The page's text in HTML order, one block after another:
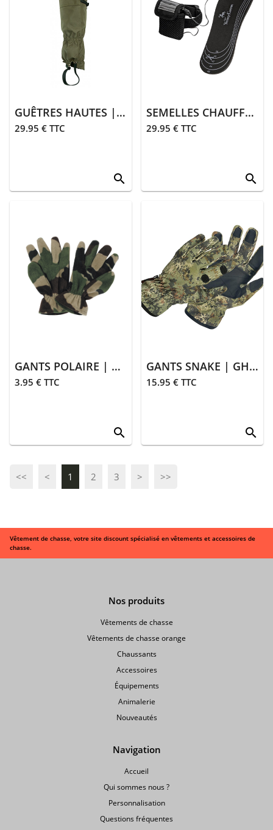
GUÊTRES HAUTES | KAKI
29.95 € TTC
search
SEMELLES CHAUFFANTES
29.95 € TTC
search
GANTS POLAIRE | CAMO
3.95 € TTC
search
GANTS SNAKE | GHOSTCAMO SNAKE FOREST
15.95 € TTC
search
<< < 1 2 3 > >>
Vêtement de chasse, votre site discount spécialisé en vêtements et accessoires de
chasse.
Nos produits
Vêtements de chasse
Vêtements de chasse orange
Chaussants
Accessoires
Équipements
Animalerie
Nouveautés
Navigation
Accueil
Qui sommes nous ?
Personnalisation
Questions fréquentes